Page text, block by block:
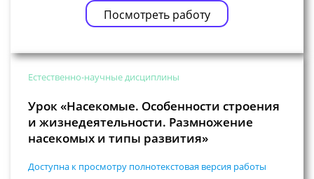
Посмотреть работу
Естественно-научные дисциплины
Урок «Насекомые. Особенности строения
и жизнедеятельности. Размножение
насекомых и типы развития»
Доступна к просмотру полнотекстовая версия работы